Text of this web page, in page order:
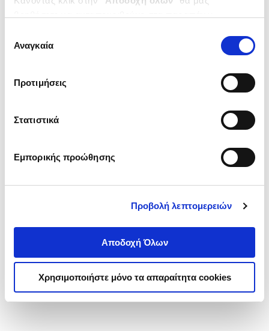
ενδιαφέρουν και να επιλέξετε από τα παρακάτω με την
΄΄και να ενημερωθείτε σχετικά με
συγκατάθεσης
Αναγκαία
Προτιμήσεις
Στατιστικά
Εμπορικής προώθησης
Προβολή λεπτομερειών
Αποδοχή Όλων
Χρησιμοποιήστε μόνο τα απαραίτητα cookies